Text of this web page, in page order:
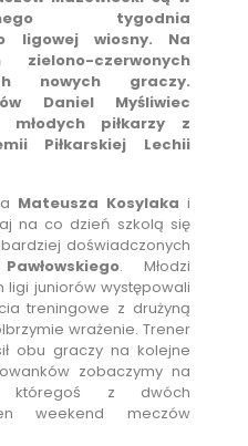
tygodnia
ligowej wiosny. Na
czerwonych
nowych graczy.
Daniel Myśliwiec
piłkarzy z
Piłkarskiej Lechii
Mateusza Kosylaka i
na co dzień szkolą się
doświadczonych
. Młodzi
ligi juniorów występowali
treningowe z drużyną
wrażenie. Trener
obu graczy na kolejne
zobaczymy na
z dwóch
weekend meczów